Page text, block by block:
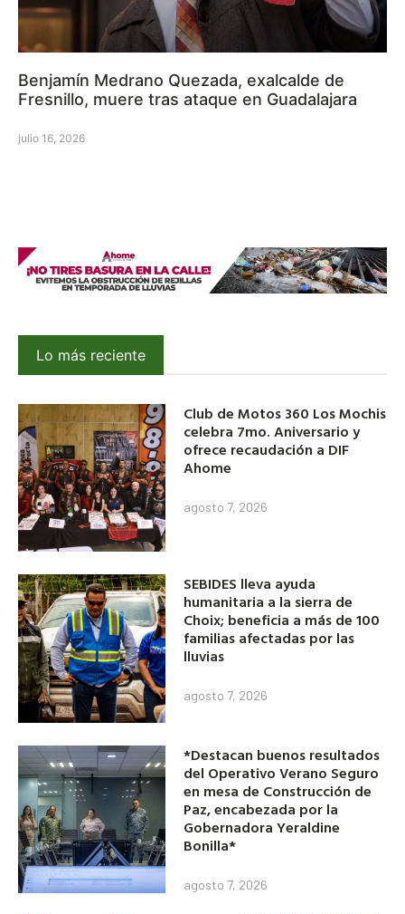
Benjamín Medrano Quezada, exalcalde de
Fresnillo, muere tras ataque en Guadalajara
julio 16, 2026
Lo más reciente
Club de Motos 360 Los Mochis
celebra 7mo. Aniversario y
ofrece recaudación a DIF
Ahome
agosto 7, 2026
SEBIDES lleva ayuda
humanitaria a la sierra de
Choix; beneficia a más de 100
familias afectadas por las
lluvias
agosto 7, 2026
*Destacan buenos resultados
del Operativo Verano Seguro
en mesa de Construcción de
Paz, encabezada por la
Gobernadora Yeraldine
Bonilla*
agosto 7, 2026